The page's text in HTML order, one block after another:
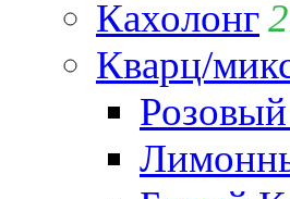
Кахолонг
Кварц/